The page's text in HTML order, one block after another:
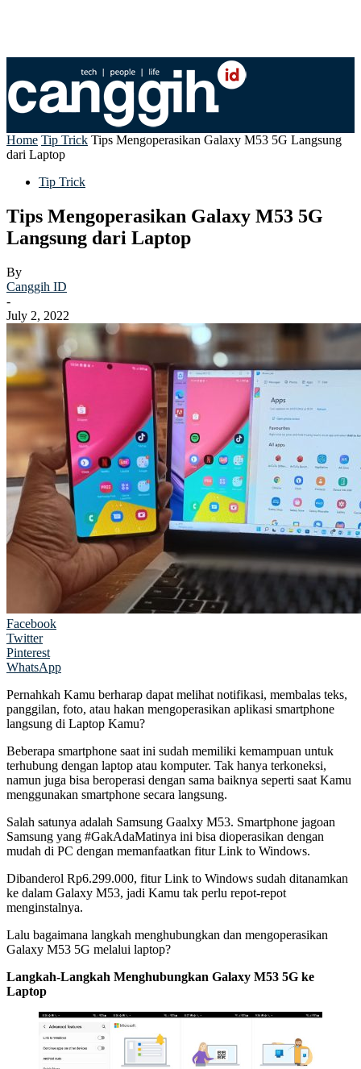
Home Tip Trick Tips Mengoperasikan Galaxy M53 5G Langsung
dari Laptop
Tip Trick
Tips Mengoperasikan Galaxy M53 5G
Langsung dari Laptop
By
Canggih ID
-
July 2, 2022
Facebook
Twitter
Pinterest
WhatsApp
Pernahkah Kamu berharap dapat melihat notifikasi, membalas teks,
panggilan, foto, atau hakan mengoperasikan aplikasi smartphone
langsung di Laptop Kamu?
Beberapa smartphone saat ini sudah memiliki kemampuan untuk
terhubung dengan laptop atau komputer. Tak hanya terkoneksi,
namun juga bisa beroperasi dengan sama baiknya seperti saat Kamu
menggunakan smartphone secara langsung.
Salah satunya adalah Samsung Gaalxy M53. Smartphone jagoan
Samsung yang #GakAdaMatinya ini bisa dioperasikan dengan
mudah di PC dengan memanfaatkan fitur Link to Windows.
Dibanderol Rp6.299.000, fitur Link to Windows sudah ditanamkan
ke dalam Galaxy M53, jadi Kamu tak perlu repot-repot
menginstalnya.
Lalu bagaimana langkah menghubungkan dan mengoperasikan
Galaxy M53 5G melalui laptop?
Langkah-Langkah Menghubungkan Galaxy M53 5G ke
Laptop